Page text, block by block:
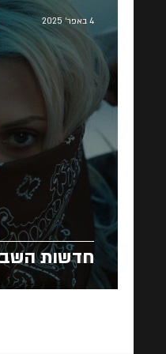
חדשות השבוע
4 באפר׳ 2025